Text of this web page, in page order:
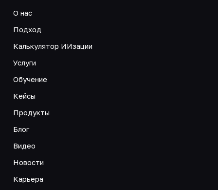
О нас
Подход
Калькулятор ИИзации
Услуги
Обучение
Кейсы
Продукты
Блог
Видео
Новости
Карьера